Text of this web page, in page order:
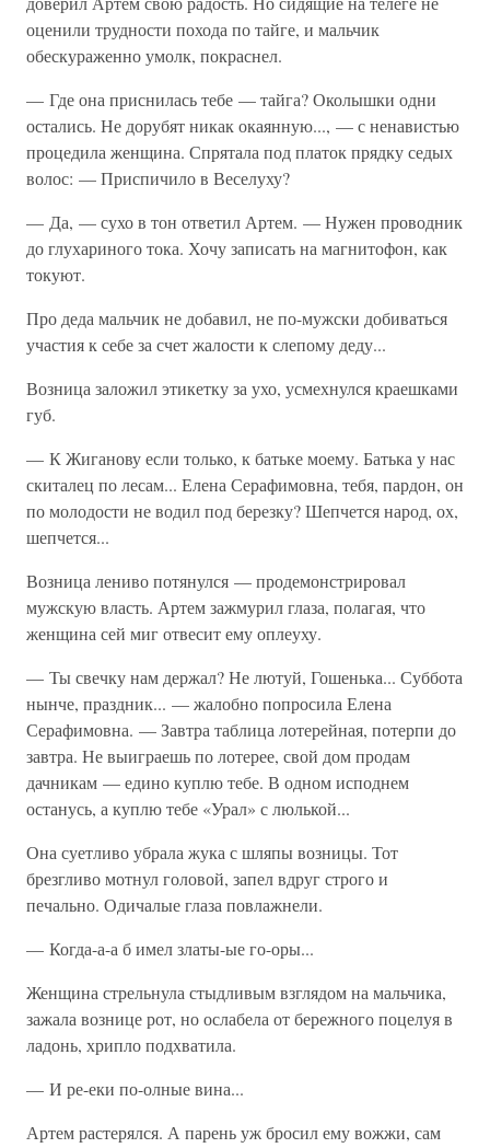
оценили трудности похода по тайге, и мальчик
обескураженно умолк, покраснел.
— Где она приснилась тебе — тайга? Околышки одни
остались. Не дорубят никак окаянную..., — с ненавистью
процедила женщина. Спрятала под платок прядку седых
волос: — Приспичило в Веселуху?
— Да, — сухо в тон ответил Артем. — Нужен проводник
до глухариного тока. Хочу записать на магнитофон, как
токуют.
Про деда мальчик не добавил, не по-мужски добиваться
участия к себе за счет жалости к слепому деду...
Возница заложил этикетку за ухо, усмехнулся краешками
губ.
— К Жиганову если только, к батьке моему. Батька у нас
скиталец по лесам... Елена Серафимовна, тебя, пардон, он
по молодости не водил под березку? Шепчется народ, ох,
шепчется...
Возница лениво потянулся — продемонстрировал
мужскую власть. Артем зажмурил глаза, полагая, что
женщина сей миг отвесит ему оплеуху.
— Ты свечку нам держал? Не лютуй, Гошенька... Суббота
нынче, праздник... — жалобно попросила Елена
Серафимовна. — Завтра таблица лотерейная, потерпи до
завтра. Не выиграешь по лотерее, свой дом продам
дачникам — едино куплю тебе. В одном исподнем
останусь, а куплю тебе «Урал» с люлькой...
Она суетливо убрала жука с шляпы возницы. Тот
брезгливо мотнул головой, запел вдруг строго и
печально. Одичалые глаза повлажнели.
— Когда-а-а б имел златы-ые го-оры...
Женщина стрельнула стыдливым взглядом на мальчика,
зажала вознице рот, но ослабела от бережного поцелуя в
ладонь, хрипло подхватила.
— И ре-еки по-олные вина...
Артем растерялся. А парень уж бросил ему вожжи, сам